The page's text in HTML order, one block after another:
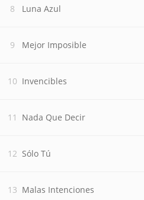
Luna Azul
Mejor Imposible
Invencibles
Nada Que Decir
Sólo Tú
Malas Intenciones